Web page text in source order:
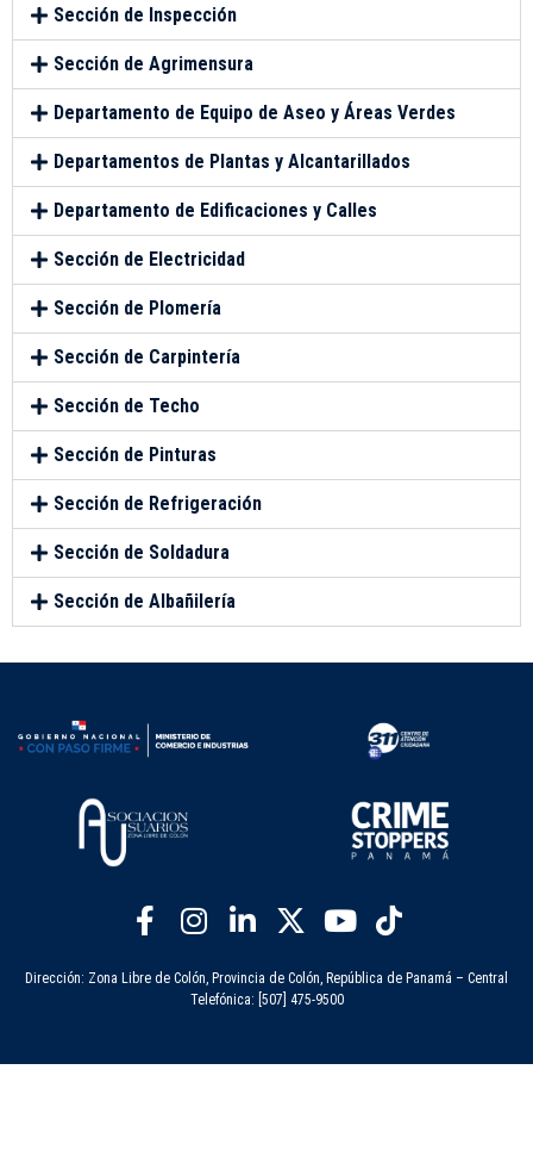
Sección de Inspección
Sección de Agrimensura
Departamento de Equipo de Aseo y Áreas Verdes
Departamentos de Plantas y Alcantarillados
Departamento de Edificaciones y Calles
Sección de Electricidad
Sección de Plomería
Sección de Carpintería
Sección de Techo
Sección de Pinturas
Sección de Refrigeración
Sección de Soldadura
Sección de Albañilería
Dirección: Zona Libre de Colón, Provincia de Colón, República de Panamá – Central
Telefónica: [507] 475-9500